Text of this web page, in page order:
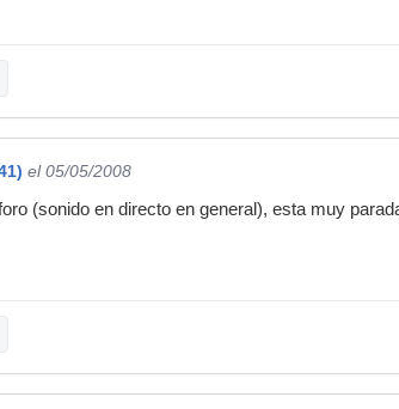
el 05/05/2008
(sonido en directo en general), esta muy